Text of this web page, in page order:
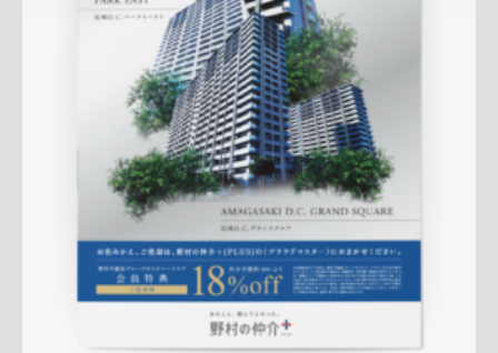
Update:2025.07.16
折りパンフレットマンションエリア広告 人気商品
プレミアム塚口センターターゲットマンション地域密着
詳しく見る